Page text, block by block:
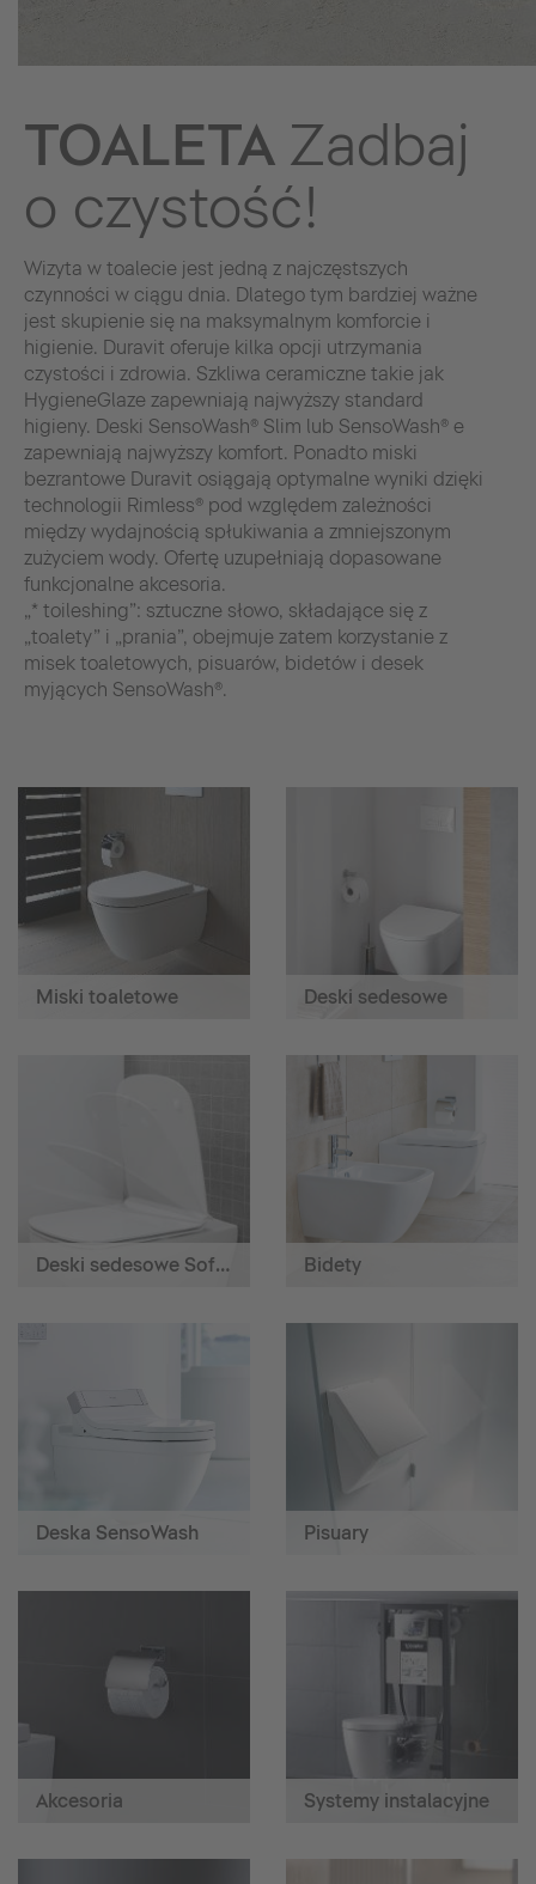
TOALETA Zadbaj
o czystość!
Wizyta w toalecie jest jedną z najczęstszych
czynności w ciągu dnia. Dlatego tym bardziej ważne
jest skupienie się na maksymalnym komforcie i
higienie. Duravit oferuje kilka opcji utrzymania
czystości i zdrowia. Szkliwa ceramiczne takie jak
HygieneGlaze zapewniają najwyższy standard
higieny. Deski SensoWash® Slim lub SensoWash® e
zapewniają najwyższy komfort. Ponadto miski
bezrantowe Duravit osiągają optymalne wyniki dzięki
technologii Rimless® pod względem zależności
między wydajnością spłukiwania a zmniejszonym
zużyciem wody. Ofertę uzupełniają dopasowane
funkcjonalne akcesoria.
„* toileshing”: sztuczne słowo, składające się z
„toalety” i „prania”, obejmuje zatem korzystanie z
misek toaletowych, pisuarów, bidetów i desek
myjących SensoWash®.
Miski toaletowe Deski sedesowe
Deski sedesowe SoftClose Bidety
Deska SensoWash Pisuary
Akcesoria Systemy instalacyjne